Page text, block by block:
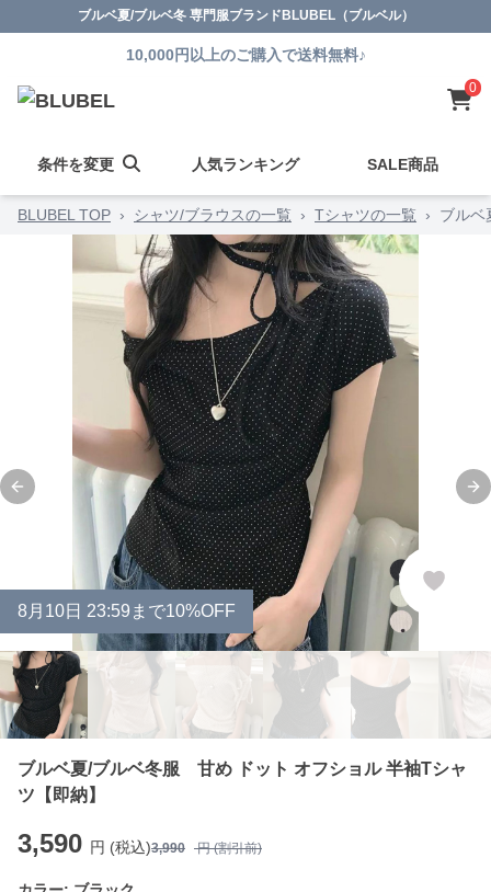
ブルベ夏/ブルベ冬 専門服ブランドBLUBEL（ブルベル）
10,000円以上のご購入で送料無料♪
0
条件を変更 人気ランキング SALE商品
BLUBEL TOP › シャツ/ブラウスの一覧 › Tシャツの一覧 › ブル
Previous slide
8 月 10日 23:59まで10%OFF
ブルベ夏/ブルベ冬服 甘め ドット オフショル 半袖Tシャ
ツ【即納】
3,590 円 (税込)3,990 円 (割引前)